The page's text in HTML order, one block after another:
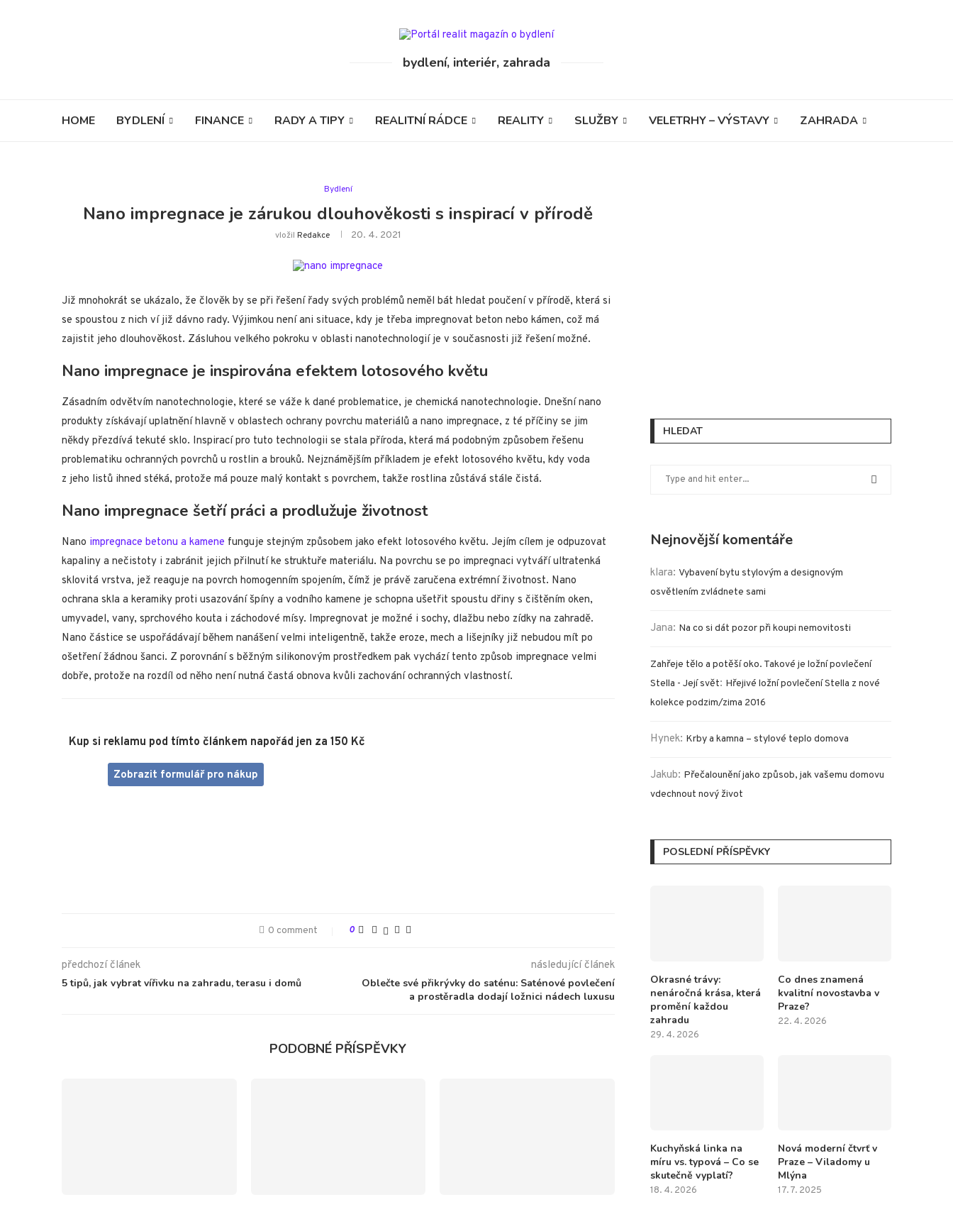
bydlení, interiér, zahrada
HOME BYDLENÍ FINANCE RADY A TIPY REALITNÍ RÁDCE REALITY SLUŽBY VELETRHY – VÝSTAVY ZAHRADA
Bydlení
Nano impregnace je zárukou dlouhověkosti s inspirací v přírodě
vložil Redakce 20. 4. 2021
Již mnohokrát se ukázalo, že člověk by se při řešení řady svých problémů neměl bát hledat poučení v přírodě, která si
se spoustou z nich ví již dávno rady. Výjimkou není ani situace, kdy je třeba impregnovat beton nebo kámen, což má
zajistit jeho dlouhověkost. Zásluhou velkého pokroku v oblasti nanotechnologií je v současnosti již řešení možné.
Nano impregnace je inspirována efektem lotosového květu
Zásadním odvětvím nanotechnologie, které se váže k dané problematice, je chemická nanotechnologie. Dnešní nano
produkty získávají uplatnění hlavně v oblastech ochrany povrchu materiálů a nano impregnace, z té příčiny se jim
někdy přezdívá tekuté sklo. Inspirací pro tuto technologii se stala příroda, která má podobným způsobem řešenu
problematiku ochranných povrchů u rostlin a brouků. Nejznámějším příkladem je efekt lotosového květu, kdy voda
z jeho listů ihned stéká, protože má pouze malý kontakt s povrchem, takže rostlina zůstává stále čistá.
Nano impregnace šetří práci a prodlužuje životnost
Nano impregnace betonu a kamene funguje stejným způsobem jako efekt lotosového květu. Jejím cílem je odpuzovat
kapaliny a nečistoty i zabránit jejich přilnutí ke struktuře materiálu. Na povrchu se po impregnaci vytváří ultratenká
sklovitá vrstva, jež reaguje na povrch homogenním spojením, čímž je právě zaručena extrémní životnost. Nano
ochrana skla a keramiky proti usazování špíny a vodního kamene je schopna ušetřit spoustu dřiny s čištěním oken,
umyvadel, vany, sprchového kouta i záchodové mísy. Impregnovat je možné i sochy, dlažbu nebo zídky na zahradě.
Nano částice se uspořádávají během nanášení velmi inteligentně, takže eroze, mech a lišejníky již nebudou mít po
ošetření žádnou šanci. Z porovnání s běžným silikonovým prostředkem pak vychází tento způsob impregnace velmi
dobře, protože na rozdíl od něho není nutná častá obnova kvůli zachování ochranných vlastností.
Kup si reklamu pod tímto článkem napořád jen za 150 Kč
Zobrazit formulář pro nákup
0 comment 0
předchozí článek
5 tipů, jak vybrat vířivku na zahradu, terasu i domů
následující článek
Oblečte své přikrývky do saténu: Saténové povlečení
a prostěradla dodají ložnici nádech luxusu
PODOBNÉ PŘÍSPĚVKY
HLEDAT
Nejnovější komentáře
klara: Vybavení bytu stylovým a designovým
osvětlením zvládnete sami
Jana: Na co si dát pozor při koupi nemovitosti
Zahřeje tělo a potěší oko. Takové je ložní povlečení
Stella - Její svět: Hřejivé ložní povlečení Stella z nové
kolekce podzim/zima 2016
Hynek: Krby a kamna – stylové teplo domova
Jakub: Přečalounění jako způsob, jak vašemu domovu
vdechnout nový život
POSLEDNÍ PŘÍSPĚVKY
Okrasné trávy:
nenáročná krása, která
promění každou
zahradu
29. 4. 2026
Co dnes znamená
kvalitní novostavba v
Praze?
22. 4. 2026
Kuchyňská linka na
míru vs. typová – Co se
skutečně vyplatí?
18. 4. 2026
Nová moderní čtvrť v
Praze – Viladomy u
Mlýna
17. 7. 2025